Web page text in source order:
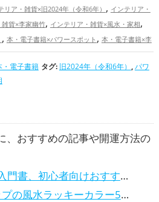
リア・雑貨×旧2024年（令和6年） , インテリア・
貨×李家幽竹, インテリア・雑貨×風水・家相,
, 本・電子書籍×パワースポット , 本・電子書籍×李
旧2024年（令和6年）の開運グッズ,パワース
グッズ,風水・家相の開運グッズ
恋愛運ア
総合運・全体運アップ
・電子書籍 タグ: 旧2024年（令和6年） ,パワ
、おすすめの記事や開運方法の
書、初心者向けおすすめ本
ラッキーカラー5選、解説付き